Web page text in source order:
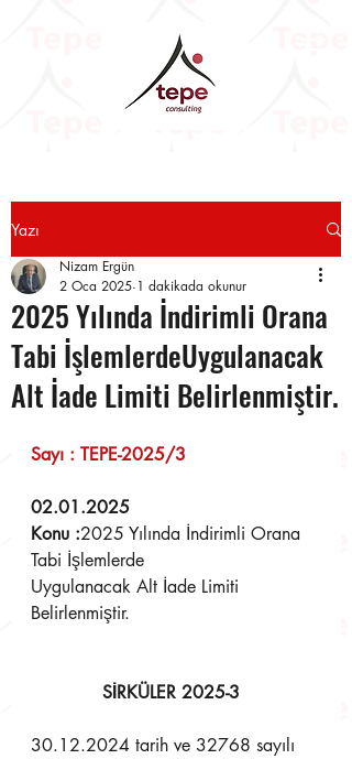
Yazı
2025 Yılında İndirimli Orana
Tabi İşlemlerdeUygulanacak
Alt İade Limiti Belirlenmiştir.
Nizam Ergün
2 Oca 2025 1 dakikada okunur
Sayı : TEPE-2025/3
02.01.2025
Konu :2025 Yılında İndirimli Orana
Tabi İşlemlerde
Uygulanacak Alt İade Limiti
Belirlenmiştir.
SİRKÜLER 2025-3
30.12.2024 tarih ve 32768 sayılı